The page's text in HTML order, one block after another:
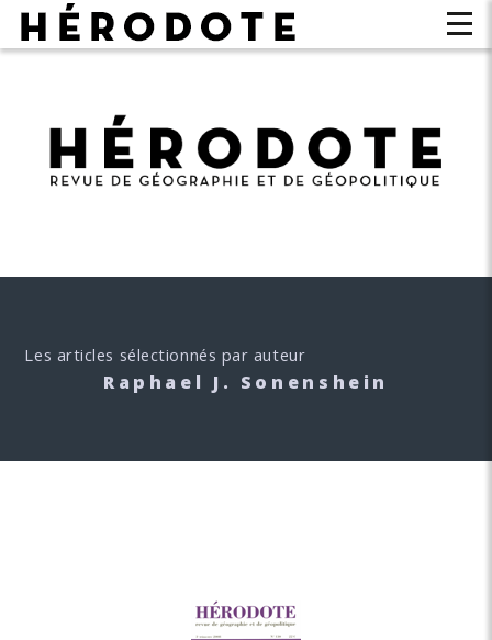
Les articles sélectionnés par auteur
Raphael J. Sonenshein